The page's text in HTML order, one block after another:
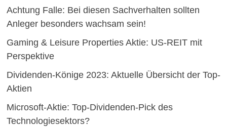
Achtung Falle: Bei diesen Sachverhalten sollten
Anleger besonders wachsam sein!
Gaming & Leisure Properties Aktie: US-REIT mit
Perspektive
Dividenden-Könige 2023: Aktuelle Übersicht der Top-
Aktien
Microsoft-Aktie: Top-Dividenden-Pick des
Technologiesektors?